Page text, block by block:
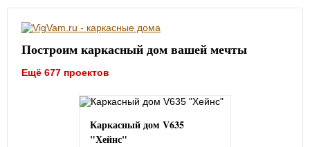
Построим каркасный дом вашей мечты
Ещё 677 проектов
Каркасный дом V635
"Хейнс"